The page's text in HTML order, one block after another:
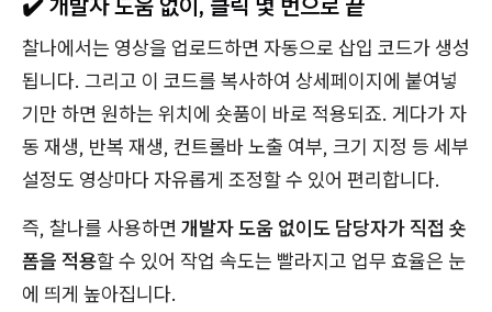
찰나에서는 영상을 업로드하면 자동으로 삽입 코드가 생성
됩니다. 그리고 이 코드를 복사하여 상세페이지에 붙여넣
기만 하면 원하는 위치에 숏품이 바로 적용되죠. 게다가 자
동 재생, 반복 재생, 컨트롤바 노출 여부, 크기 지정 등 세부
설정도 영상마다 자유롭게 조정할 수 있어 편리합니다.
즉, 찰나를 사용하면 개발자 도움 없이도 담당자가 직접 숏
폼을 적용할 수 있어 작업 속도는 빨라지고 업무 효율은 눈
에 띄게 높아집니다.